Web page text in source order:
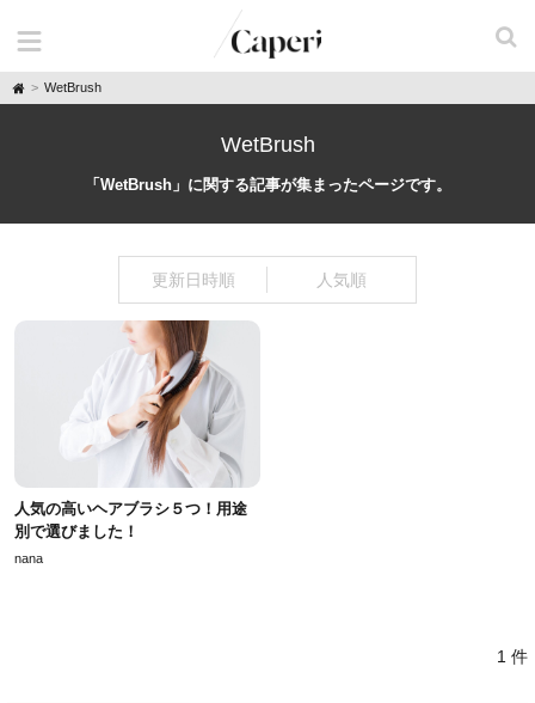
H
o
WetBrush
WetBrush
「WetBrush」に関する記事が集まったページです。
更新日時順 人気順
人気の高いヘアブラシ５つ！用途
別で選びました！
nana
1 件